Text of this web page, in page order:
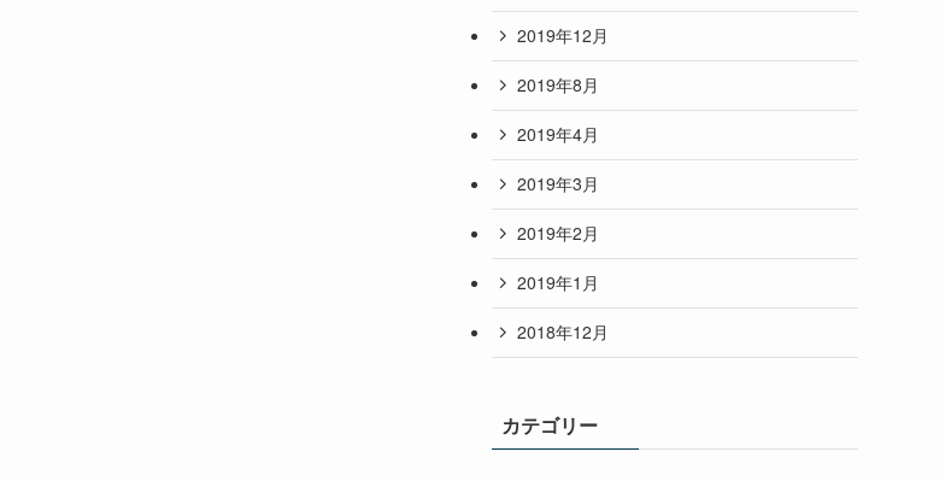
2019年12月
2019年8月
2019年4月
2019年3月
2019年2月
2019年1月
2018年12月
カテゴリー